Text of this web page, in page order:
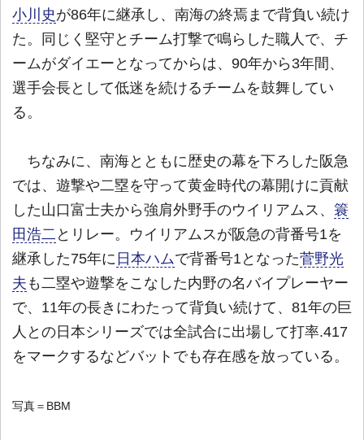
小川史 が86年に継承し、南海の終焉まで背負い続け
た。同じく堅守とチーム打撃で鳴らした職人で、チ
ームがダイエーとなってからは、90年から3年間、
選手会長として低迷を続けるチームを鼓舞してい
る。
ちなみに、南海とともに歴史の幕を下ろした阪急
では、遊撃や二塁を守って黄金時代の幕開けに貢献
した山口富士夫から強肩外野手のウイリアムス、 簑
田浩二 とリレー。ウイリアムスが阪急の背番号1を
継承した75年に 日本ハムで背番号1となった菅野光
夫 も二塁や遊撃をこなした内野の名バイプレーヤー
で、11年の長きにわたって背負い続けて、81年の巨
人との日本シリーズでは全試合に出場して打率.417
をマークするなどバットでも存在感を放っている。
写真＝BBM